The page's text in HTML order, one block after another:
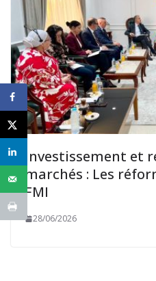
Investissement et
marchés : Les
FMI
28/06/2026